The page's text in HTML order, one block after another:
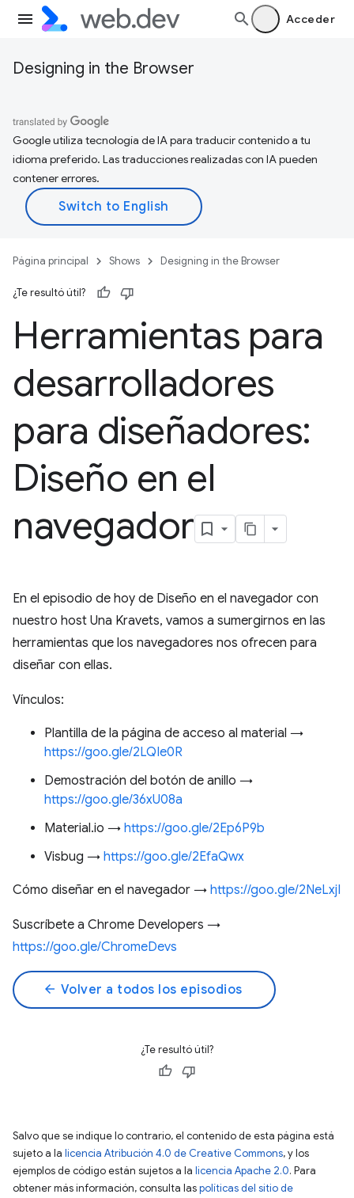
Acceder
Designing in the Browser
Google utiliza tecnología de IA para traducir contenido a tu
idioma preferido. Las traducciones realizadas con IA pueden
contener errores.
Página principal Shows Designing in the Browser
¿Te resultó útil?
Herramientas para
desarrolladores
para diseñadores:
Diseño en el
navegador
En el episodio de hoy de Diseño en el navegador con
nuestro host Una Kravets, vamos a sumergirnos en las
herramientas que los navegadores nos ofrecen para
diseñar con ellas.
Vínculos:
Plantilla de la página de acceso al material →
https://goo.gle/2LQIe0R
Demostración del botón de anillo →
https://goo.gle/36xU08a
Material.io → https://goo.gle/2Ep6P9b
Visbug → https://goo.gle/2EfaQwx
Cómo diseñar en el navegador → https://goo.gle/2NeLxjI
Suscríbete a Chrome Developers →
https://goo.gle/ChromeDevs
arrow_back Volver a todos los episodios
¿Te resultó útil?
Salvo que se indique lo contrario, el contenido de esta página está
sujeto a la licencia Atribución 4.0 de Creative Commons, y los
ejemplos de código están sujetos a la licencia Apache 2.0. Para
obtener más información, consulta laspolíticas del sitio de